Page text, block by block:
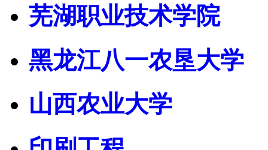
芜湖职业技术学院
黑龙江八一农垦大学
山西农业大学